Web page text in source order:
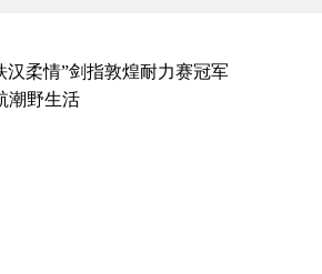
柔情”剑指敦煌耐力赛冠军
潮野生活